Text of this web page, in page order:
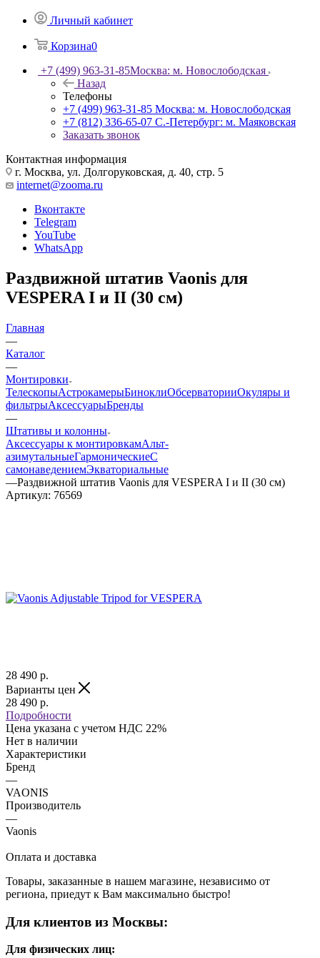
Личный кабинет
Корзина0
+7 (499) 963-31-85Москва: м. Новослободская
Назад
Телефоны
+7 (499) 963-31-85 Москва: м. Новослободская
+7 (812) 336-65-07 С.-Петербург: м. Маяковская
Заказать звонок
Контактная информация
г. Москва, ул. Долгоруковская, д. 40, стр. 5
internet@zooma.ru
Вконтакте
Telegram
YouTube
WhatsApp
Раздвижной штатив Vaonis для
VESPERA I и II (30 см)
Главная
—
Каталог
—
Монтировки
ТелескопыАстрокамерыБиноклиОбсерваторииОкуляры и
фильтрыАксессуарыБренды
—
Штативы и колонны
Аксессуары к монтировкамАльт-
азимутальныеГармоническиеС
самонаведениемЭкваториальные
—Раздвижной штатив Vaonis для VESPERA I и II (30 см)
Артикул: 76569
28 490 р.
Варианты цен
28 490 р.
Подробности
Цена указана с учетом НДС 22%
Нет в наличии
Характеристики
Бренд
—
VAONIS
Производитель
—
Vaonis
Оплата и доставка
Товары, заказанные в нашем магазине, независимо от
региона, приедут к Вам максимально быстро!
Для клиентов из Москвы:
Для физических лиц: